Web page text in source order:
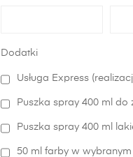
Dodatki
Usługa Express
Puszka spray 400 ml do
Puszka spray 400 ml
50 ml farby w wybranym